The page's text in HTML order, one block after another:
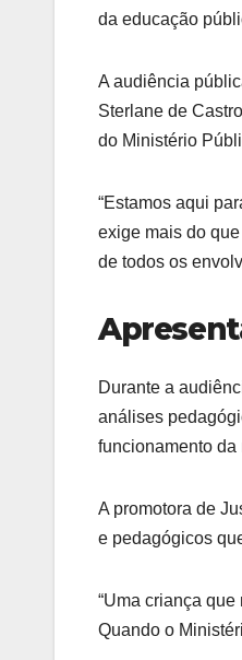
da educação
A audiência
Sterlane de
do Ministério
“Estamos aqui
exige mais do
de todos os
Durante a
análises
funcionamento da
A promotora de
e pedagógicos
“Uma criança
Quando o